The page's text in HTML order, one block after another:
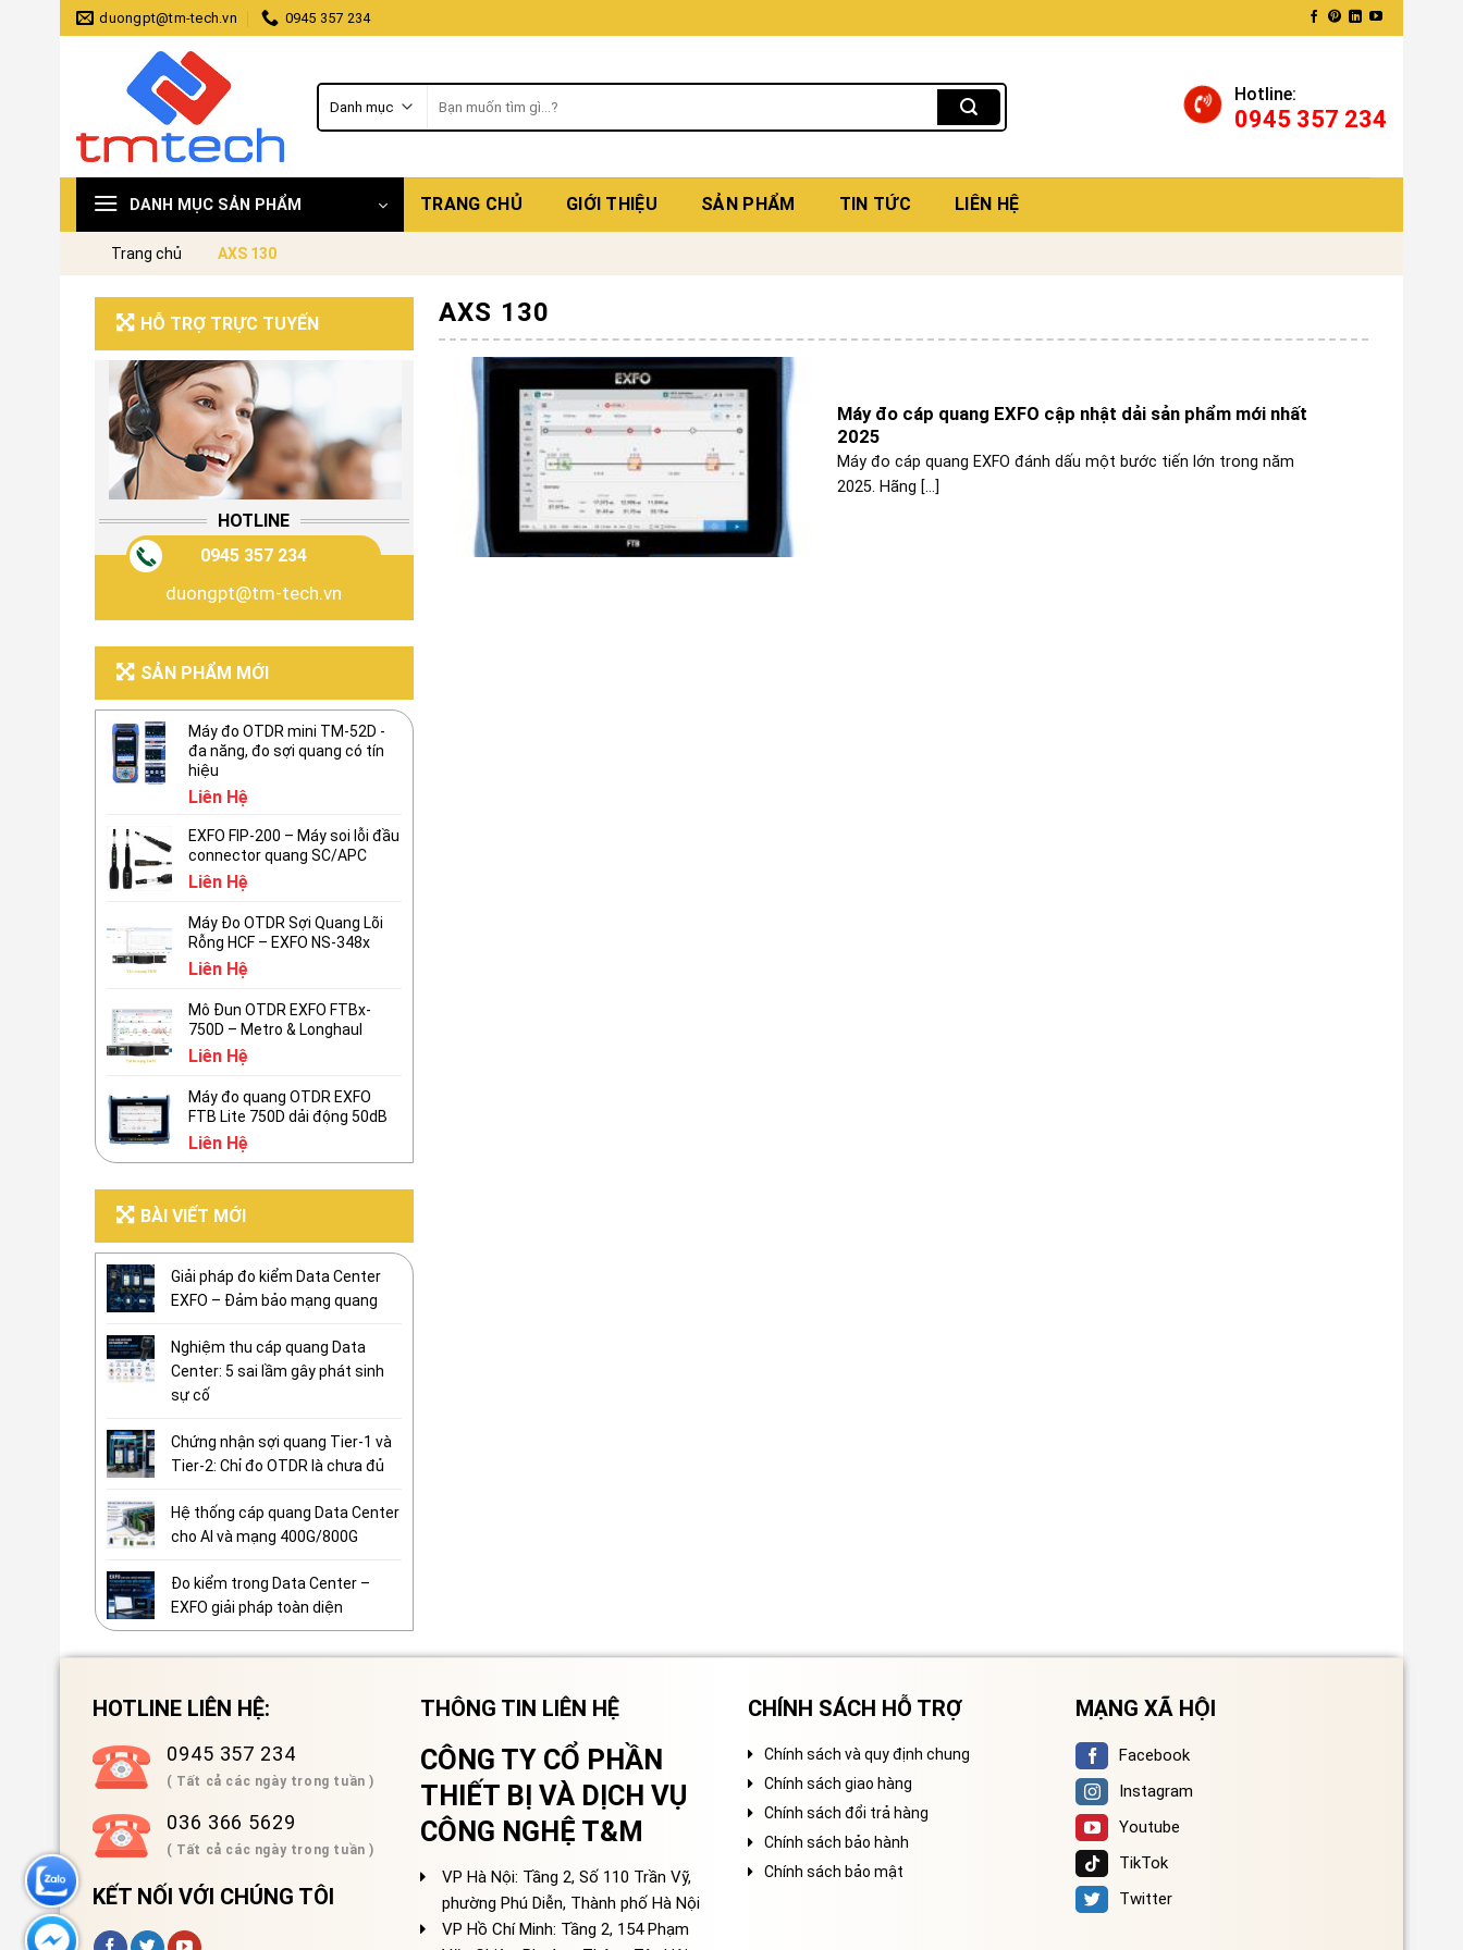
Skip
to
duongpt@tm-tech.vn 0945 357 234
kiếm:
Hotline:
0945 357 234
DANH MỤC SẢN PHẨM TRANG CHỦ GIỚI THIỆU SẢN PHẨM TIN TỨC LIÊN HỆ
Trang chủ AXS 130
HỖ TRỢ TRỰC TUYẾN
HOTLINE
0945 357 234
duongpt@tm-tech.vn
SẢN PHẨM MỚI
Máy đo OTDR mini TM-52D -
đa năng, đo sợi quang có tín
hiệu
Liên Hệ
EXFO FIP-200 – Máy soi lỗi đầu
connector quang SC/APC
Liên Hệ
Máy Đo OTDR Sợi Quang Lõi
Rỗng HCF – EXFO NS-348x
Liên Hệ
Mô Đun OTDR EXFO FTBx-
750D – Metro & Longhaul
Liên Hệ
Máy đo quang OTDR EXFO
FTB Lite 750D dải động 50dB
Liên Hệ
BÀI VIẾT MỚI
Giải pháp đo kiểm Data Center
EXFO – Đảm bảo mạng quang
Nghiệm thu cáp quang Data
Center: 5 sai lầm gây phát sinh
sự cố
Chứng nhận sợi quang Tier-1 và
Tier-2: Chỉ đo OTDR là chưa đủ
Hệ thống cáp quang Data Center
cho AI và mạng 400G/800G
Đo kiểm trong Data Center –
EXFO giải pháp toàn diện
AXS 130
Máy đo cáp quang EXFO cập nhật dải sản phẩm mới nhất
2025
Máy đo cáp quang EXFO đánh dấu một bước tiến lớn trong năm
2025. Hãng [...]
HOTLINE LIÊN HỆ:
0945 357 234
( Tất cả các ngày trong tuần )
036 366 5629
( Tất cả các ngày trong tuần )
KẾT NỐI VỚI CHÚNG TÔI
THÔNG TIN LIÊN HỆ
CÔNG TY CỔ PHẦN
THIẾT BỊ VÀ DỊCH VỤ
CÔNG NGHỆ T&M
VP Hà Nội: Tầng 2, Số 110 Trần Vỹ,
phường Phú Diễn, Thành phố Hà Nội
VP Hồ Chí Minh: Tầng 2, 154 Phạm
CHÍNH SÁCH HỖ TRỢ
Chính sách và quy định chung
Chính sách giao hàng
Chính sách đổi trả hàng
Chính sách bảo hành
Chính sách bảo mật
MẠNG XÃ HỘI
Facebook
Instagram
Youtube
TikTok
Twitter